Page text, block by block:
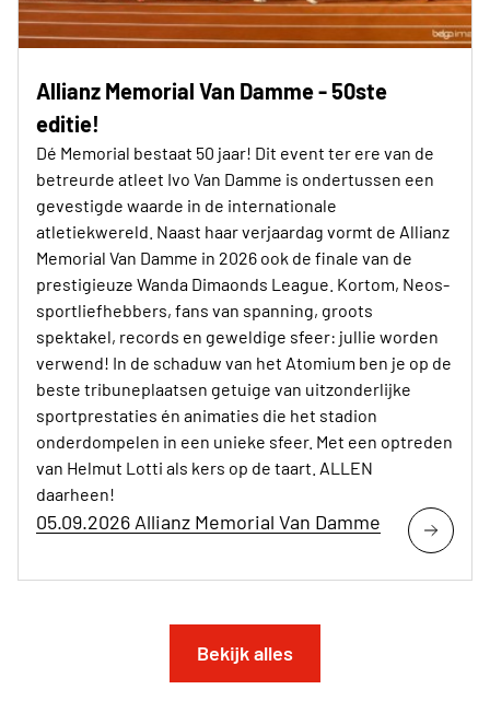
Allianz Memorial Van Damme - 50ste
editie!
Dé Memorial bestaat 50 jaar! Dit event ter ere van de
betreurde atleet Ivo Van Damme is ondertussen een
gevestigde waarde in de internationale
atletiekwereld. Naast haar verjaardag vormt de Allianz
Memorial Van Damme in 2026 ook de finale van de
prestigieuze Wanda Dimaonds League. Kortom, Neos-
sportliefhebbers, fans van spanning, groots
spektakel, records en geweldige sfeer: jullie worden
verwend! In de schaduw van het Atomium ben je op de
beste tribuneplaatsen getuige van uitzonderlijke
sportprestaties én animaties die het stadion
onderdompelen in een unieke sfeer. Met een optreden
van Helmut Lotti als kers op de taart. ALLEN
daarheen!
05.09.2026 Allianz Memorial Van Damme
Bekijk alles